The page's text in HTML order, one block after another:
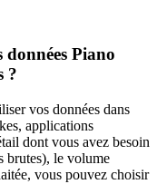
Piano
?
vos données dans
applications
dont vous avez besoin
brutes), le volume
vous pouvez choisir